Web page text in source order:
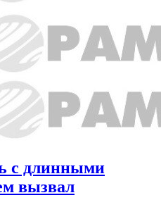
с длинными
вызвал